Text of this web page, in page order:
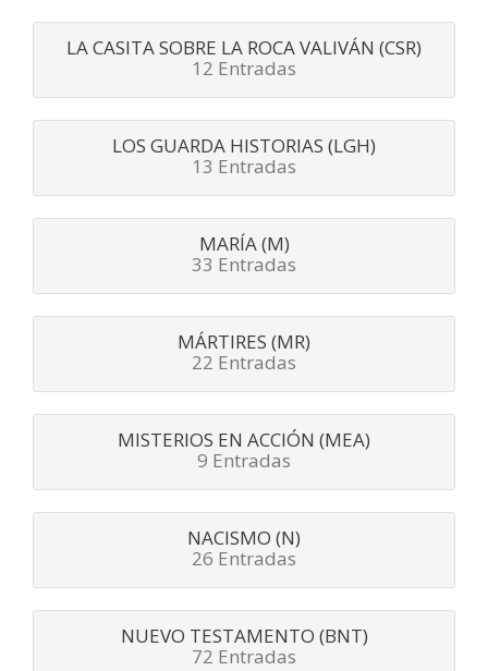
LA CASITA SOBRE LA ROCA VALIVÁN (CSR)
12 Entradas
LOS GUARDA HISTORIAS (LGH)
13 Entradas
MARÍA (M)
33 Entradas
MÁRTIRES (MR)
22 Entradas
MISTERIOS EN ACCIÓN (MEA)
9 Entradas
NACISMO (N)
26 Entradas
NUEVO TESTAMENTO (BNT)
72 Entradas